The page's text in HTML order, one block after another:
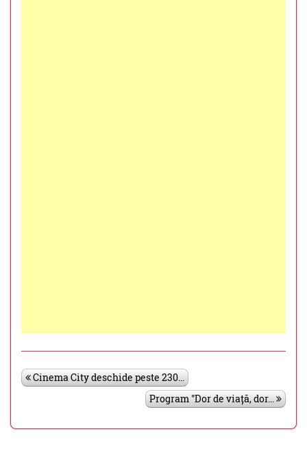
Cinema City deschide peste 230...
Program "Dor de viață, dor...